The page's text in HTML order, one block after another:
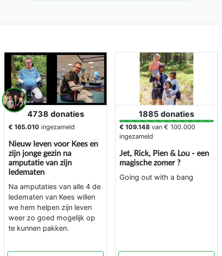
4738 donaties
€ 165.010 ingezameld
Nieuw leven voor Kees en
zijn jonge gezin na
amputatie van zijn
ledematen
Na amputaties van alle 4 de
ledematen van Kees willen
we hem helpen zijn leven
weer zo goed mogelijk op
te kunnen pakken.
1885 donaties
€ 109.148 van € 100.000
ingezameld
Jet, Rick, Pien & Lou - een
magische zomer ?
Going out with a bang